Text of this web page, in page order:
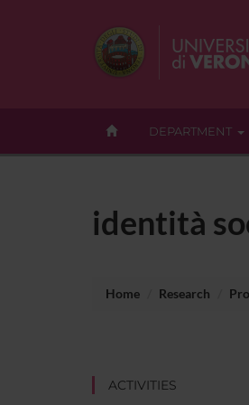
DEPARTMENT
identità
Home Research
ACTIVITIES